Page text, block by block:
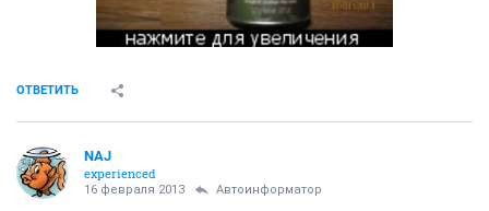
ОТВЕТИТЬ
NAJ
experienced
16 февраля 2013 Автоинформатор